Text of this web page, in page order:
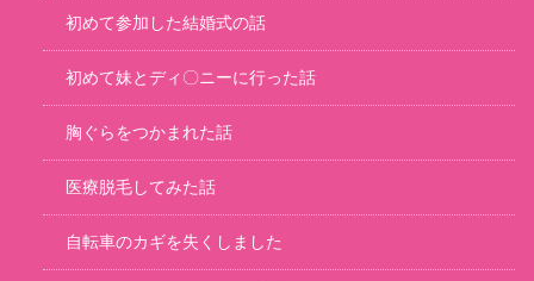
初めて参加した結婚式の話
初めて妹とディ〇ニーに行った話
胸ぐらをつかまれた話
医療脱毛してみた話
自転車のカギを失くしました